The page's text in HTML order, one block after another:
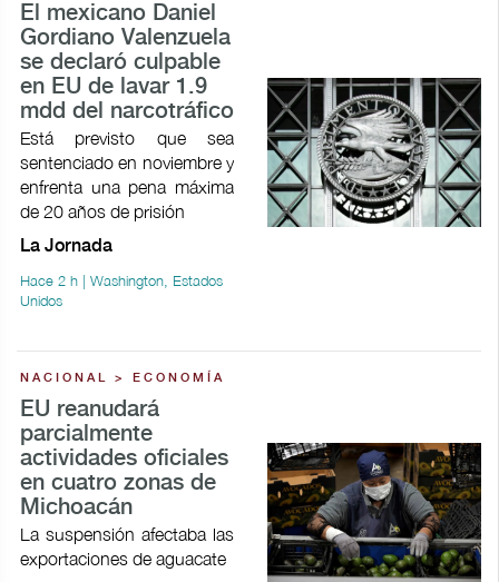
El mexicano Daniel
Gordiano Valenzuela
se declaró culpable
en EU de lavar 1.9
mdd del narcotráfico
Está previsto que sea
sentenciado en noviembre y
enfrenta una pena máxima
de 20 años de prisión
La Jornada
Hace 2 h | Washington, Estados
Unidos
NACIONAL > ECONOMÍA
EU reanudará
parcialmente
actividades oficiales
en cuatro zonas de
Michoacán
La suspensión afectaba las
exportaciones de aguacate